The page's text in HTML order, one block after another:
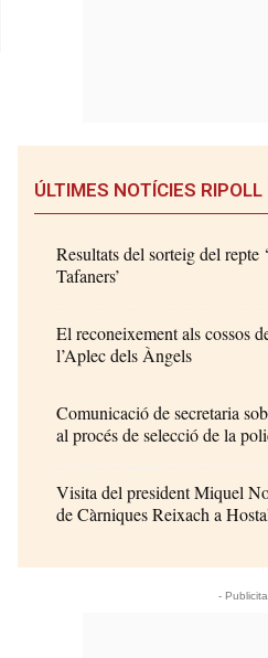
ÚLTIMES NOTÍCIES RIPOLL
Resultats del sorteig del
Tafaners’
El reconeixement als cossos
l’Aplec dels Àngels
Comunicació de secretaria
al procés de selecció de la
Visita del president Miquel
de Càrniques Reixach a
-